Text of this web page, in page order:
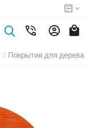
/ Покрытия для дерева